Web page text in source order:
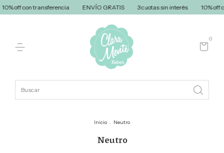
cuotas sin interés 10% off con transferencia ENVÍO GRATIS 3 cuotas
0
Inicio . Neutro
Neutro